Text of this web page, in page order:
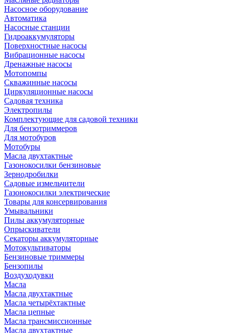
Насосное оборудование
Автоматика
Насосные станции
Гидроаккумуляторы
Поверхностные насосы
Вибрационные насосы
Дренажные насосы
Мотопомпы
Скважинные насосы
Циркуляционные насосы
Садовая техника
Электропилы
Комплектующие для садовой техники
Для бензотриммеров
Для мотобуров
Мотобуры
Масла двухтактные
Газонокосилки бензиновые
Зернодробилки
Садовые измельчители
Газонокосилки электрические
Товары для консервирования
Умывальники
Пилы аккумуляторные
Опрыскиватели
Секаторы аккумуляторные
Мотокультиваторы
Бензиновые триммеры
Бензопилы
Воздуходувки
Масла
Масла двухтактные
Масла четырёхтактные
Масла цепные
Масла трансмиссионные
Масла двухтактные